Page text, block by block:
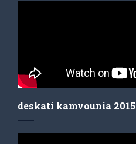
deskati kamvounia 2015